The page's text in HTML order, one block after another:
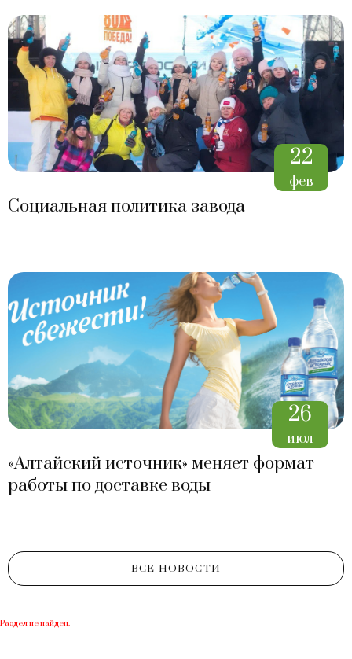
22
фев
Социальная политика завода
26
июл
«Алтайский источник» меняет формат
работы по доставке воды
ВСЕ НОВОСТИ
Раздел не найден.